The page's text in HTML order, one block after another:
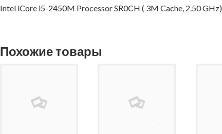
Intel iCore i5-2450M Processor SR0CH ( 3M Cache, 2.50 GHz)
Похожие товары